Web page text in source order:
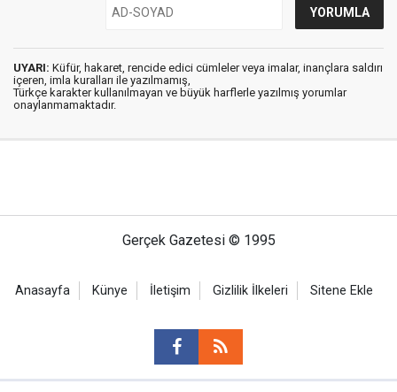
UYARI: Küfür, hakaret, rencide edici cümleler veya imalar, inançlara saldırı
içeren, imla kuralları ile yazılmamış,
Türkçe karakter kullanılmayan ve büyük harflerle yazılmış yorumlar
onaylanmamaktadır.
Gerçek Gazetesi © 1995
Anasayfa Künye İletişim Gizlilik İlkeleri Sitene Ekle